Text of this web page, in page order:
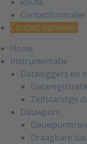
Contactformulier
Contact opnemen
Home
Instrumentatie
Dataloggers en
Zelfstandige
Dauwpunt
Draagbare